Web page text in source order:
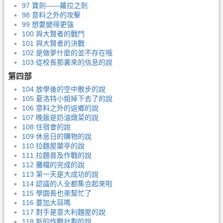
97 寶劍——蘿拉之劍
98 意料之外的攻擊
99 想要變得更強
100 與大賢者的戰鬥
101 與大賢者的決戰
102 是做夢什麼的並不存在哦
103 從校長那裏來的信息的說
第四部
104 放學後的空中散步的說
105 夏洛特小姐掉下去了的說
106 意料之外的返鄉的說
107 晚飯是奶油燉菜的說
108 住宿會的說
109 休息日的購物的說
110 拉麵屋蘭亭的說
111 拉麵普及作戰的說
112 攤檔的完成的說
113 第一天是大成功的說
114 認識的人全都集合起來啦
115 學園長也來幫忙了
116 要加大蒜嗎
117 對手是意大利麵屋的說
118 新的作戰計劃的說